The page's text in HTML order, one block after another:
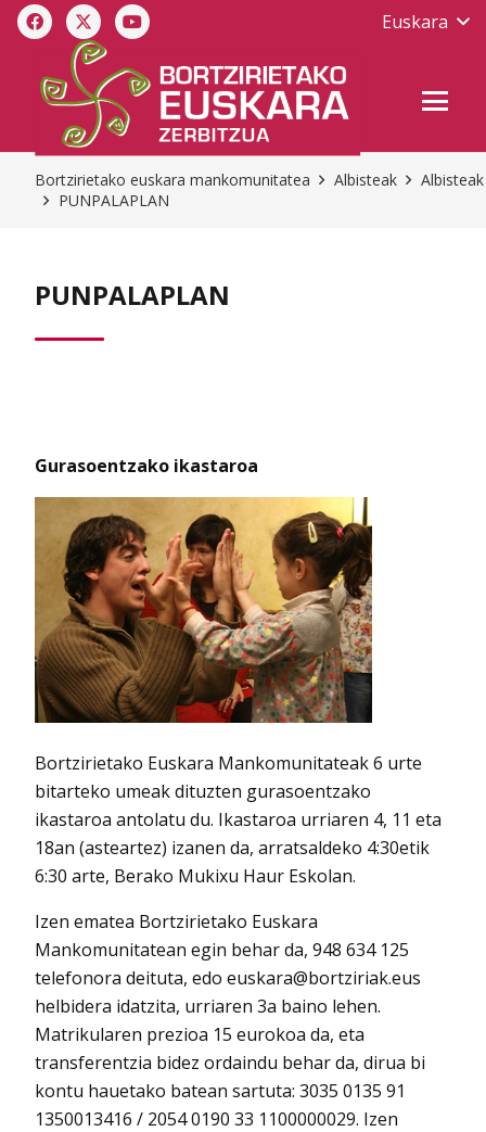
Euskara
Bortzirietako euskara mankomunitatea Albisteak
Albisteak
PUNPALAPLAN
PUNPALAPLAN
Gurasoentzako ikastaroa
Bortzirietako Euskara Mankomunitateak 6 urte
bitarteko umeak dituzten gurasoentzako
ikastaroa antolatu du. Ikastaroa urriaren 4, 11 eta
18an (asteartez) izanen da, arratsaldeko 4:30etik
6:30 arte, Berako Mukixu Haur Eskolan.
Izen ematea Bortzirietako Euskara
Mankomunitatean egin behar da, 948 634 125
telefonora deituta, edo euskara@bortziriak.eus
helbidera idatzita, urriaren 3a baino lehen.
Matrikularen prezioa 15 eurokoa da, eta
transferentzia bidez ordaindu behar da, dirua bi
kontu hauetako batean sartuta: 3035 0135 91
1350013416 / 2054 0190 33 1100000029. Izen